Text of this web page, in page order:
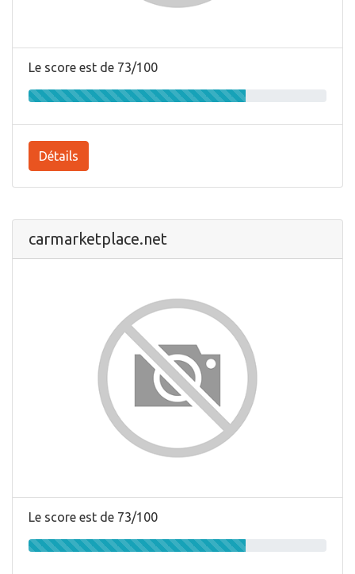
Le score est de 73/100
Détails
carmarketplace.net
Le score est de 73/100